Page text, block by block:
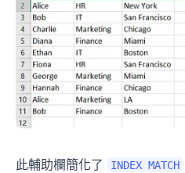
此輔助欄簡化了 INDEX MATCH